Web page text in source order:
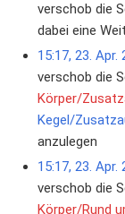
verschob die
dabei eine
15:17, 23. Apr.
verschob die
Körper/
Kegel/
anzulegen
15:17, 23. Apr.
verschob die
Körper/Rund